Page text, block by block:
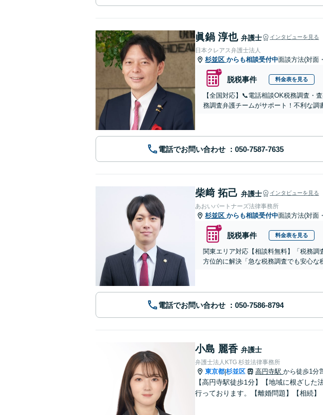
眞鍋 淳也 弁護士 インタビューを見る
日本クレアス弁護士法人
杉並区 からも相談受付中面談方法(対面
脱税事件 料金表を見る
【全国対応】📞電話相談OK税務調査・
務調査弁護チームがサポート！不利な調
電話でお問い合わせ
柴﨑 拓己 弁護士 インタビューを見る
あおいパートナーズ法律事務所
杉並区 からも相談受付中面談方法(対面
脱税事件 料金表を見る
関東エリア対応【相談料無料】「税務
方位的に解決「急な税務調査でも安心
電話でお問い合わせ
小島 麗香 弁護士
弁護士法人KTG 杉並法律事務所
東京都|杉並区 高円寺駅 から徒歩1分
【高円寺駅徒歩1分】【地域に根ざし
行っております。【離婚問題】【相続